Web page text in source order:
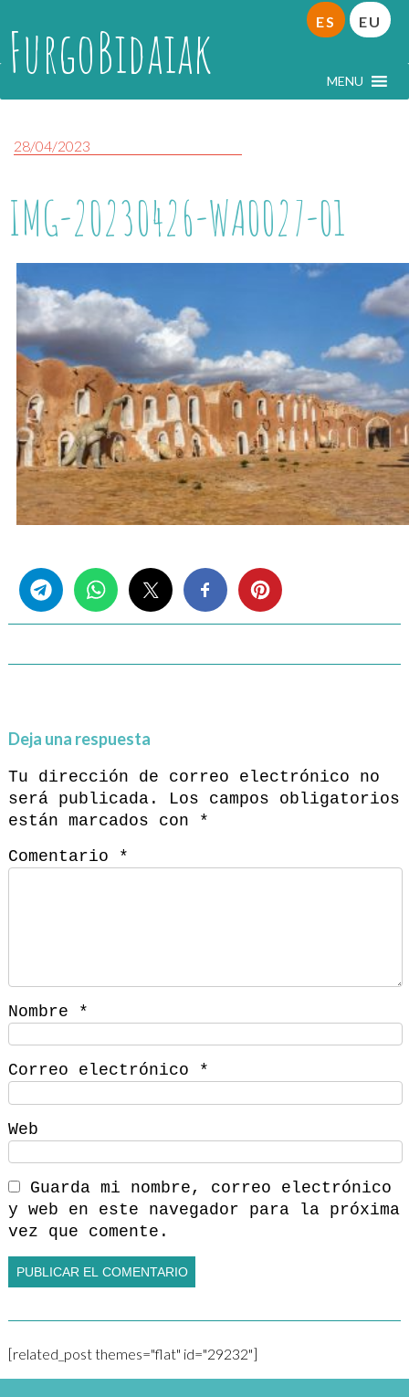
FurgoBidaiak MENU
ES EU
28/04/2023
IMG-20230426-WA0027-01
Deja una respuesta
Tu dirección de correo electrónico no
será publicada.
Los campos obligatorios
están marcados con
*
Comentario
*
Nombre *
Correo electrónico *
Web
Guarda mi nombre, correo electrónico
y web en este navegador para la próxima
vez que comente.
[related_post themes="flat" id="29232"]